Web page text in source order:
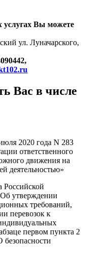
Вы можете
ул. Луначарского,
Вас в числе
2020 года N 283
ответственного
движения на
деятельностью»
Российской
утверждении
требований,
перевозок к
первом пункта 2
безопасности